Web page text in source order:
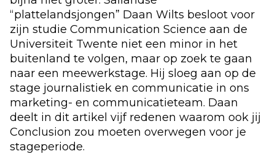
“plattelandsjongen” Daan Wilts besloot voor
zijn studie Communication Science aan de
Universiteit Twente niet een minor in het
buitenland te volgen, maar op zoek te gaan
naar een meewerkstage. Hij sloeg aan op de
stage journalistiek en communicatie in ons
marketing- en communicatieteam. Daan
deelt in dit artikel vijf redenen waarom ook jij
Conclusion zou moeten overwegen voor je
stageperiode.